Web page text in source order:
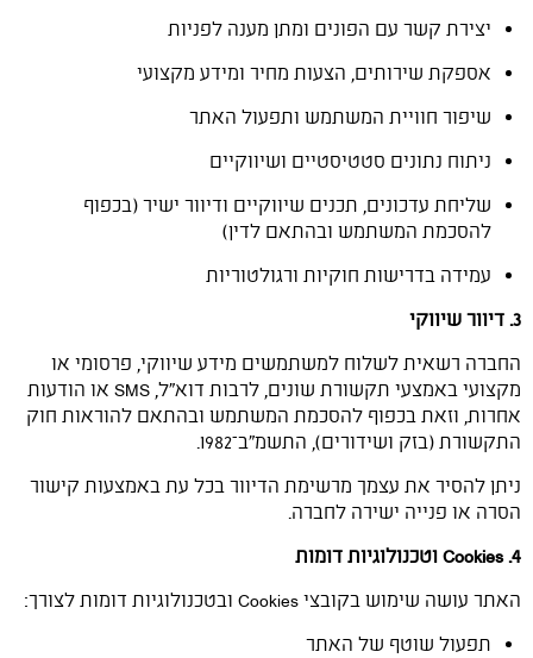
יצירת קשר עם הפונים ומתן מענה לפניות
אספקת שירותים, הצעות מחיר ומידע מקצועי
שיפור חוויית המשתמש ותפעול האתר
ניתוח נתונים סטטיסטיים ושיווקיים
שליחת עדכונים, תכנים שיווקיים ודיוור ישיר (בכפוף
להסכמת המשתמש ובהתאם לדין)
עמידה בדרישות חוקיות ורגולטוריות
3. דיוור שיווקי
החברה רשאית לשלוח למשתמשים מידע שיווקי, פרסומי או
מקצועי באמצעי תקשורת שונים, לרבות דוא"ל, SMS או הודעות
אחרות, וזאת בכפוף להסכמת המשתמש ובהתאם להוראות חוק
התקשורת (בזק ושידורים), התשמ"ב–1982.
ניתן להסיר את עצמך מרשימת הדיוור בכל עת באמצעות קישור
הסרה או פנייה ישירה לחברה.
4. Cookies וטכנולוגיות דומות
האתר עושה שימוש בקובצי Cookies ובטכנולוגיות דומות לצורך:
תפעול שוטף של האתר